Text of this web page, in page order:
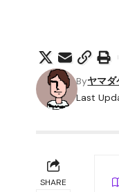
Last
Byヤマ
SHARE